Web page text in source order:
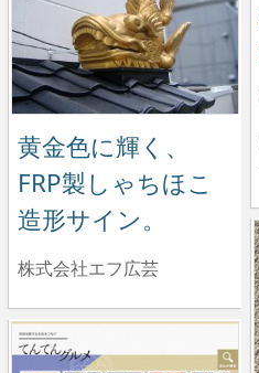
黄金色に輝く、
FRP製しゃちほこ
造形サイン。
株式会社エフ広芸